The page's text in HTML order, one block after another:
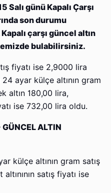
günü Kapalı Çarşı
son durumu
çarşı güncel altın
bulabilirsiniz.
fiyatı ise 2,9000 lira
ayar külçe altının gram
altın 180,00 lira,
ise 732,00 lira oldu.
ALTIN
külçe altının gram satış
satış fiyatı ise